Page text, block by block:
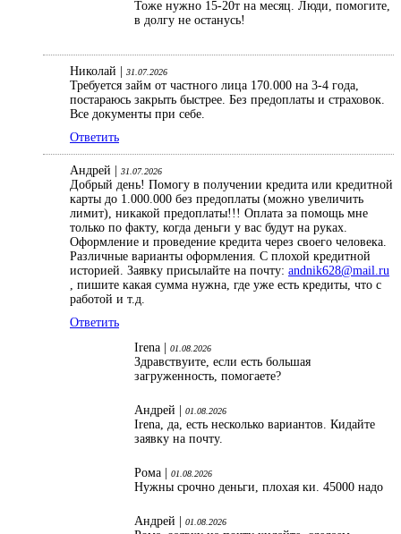
Тоже нужно 15-20т на месяц. Люди, помогите,
в долгу не останусь!
Николай | 31.07.2026
Требуется займ от частного лица 170.000 на 3-4 года,
постараюсь закрыть быстрее. Без предоплаты и страховок.
Все документы при себе.
Ответить
Андрей | 31.07.2026
Добрый день! Помогу в получении кредита или кредитной
карты до 1.000.000 без предоплаты (можно увеличить
лимит), никакой предоплаты!!! Оплата за помощь мне
только по факту, когда деньги у вас будут на руках.
Оформление и проведение кредита через своего человека.
Различные варианты оформления. С плохой кредитной
историей. Заявку присылайте на почту: andnik628@mail.ru
, пишите какая сумма нужна, где уже есть кредиты, что с
работой и т.д.
Ответить
Irena |
01.08.2026
Здравствуите, если есть большая
загруженность, помогаете?
Андрей | 01.08.2026
Irena, да, есть несколько вариантов. Кидайте
заявку на почту.
Рома | 01.08.2026
Нужны срочно деньги, плохая ки. 45000 надо
Андрей | 01.08.2026